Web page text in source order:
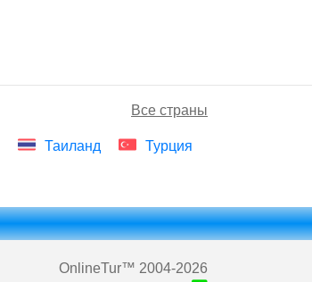
Все страны
Таиланд Турция
OnlineTur™ 2004-2026